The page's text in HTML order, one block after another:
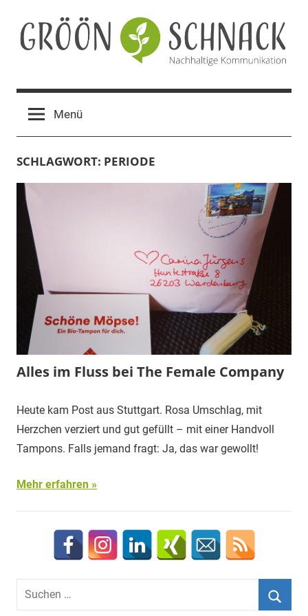
Inhalt
springen
Gröön
Schnack
Menü
SCHLAGWORT: PERIODE
Alles im Fluss bei The Female Company
Heute kam Post aus Stuttgart. Rosa Umschlag, mit
Herzchen verziert und gut gefüllt – mit einer Handvoll
Tampons. Falls jemand fragt: Ja, das war gewollt!
Mehr erfahren
Suchen
nach: